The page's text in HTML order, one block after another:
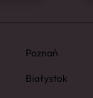
Poznań
Białystok